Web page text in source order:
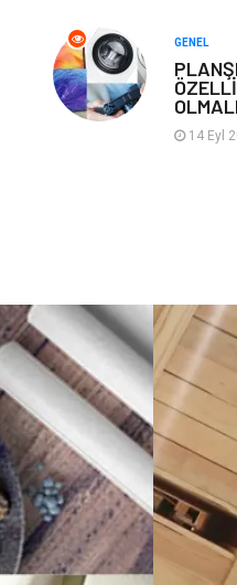
Sandbox Blackhat
GENEL
14 Eyl